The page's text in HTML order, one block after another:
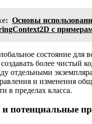
Основы
с
состояние для
создавать более чистый
отдельными
и изменения
в пределах класса.
потенциальные